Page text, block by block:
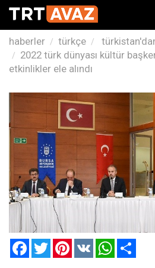
haberler türkçe
2022 türk dünyası kültür
etkinlikler ele alındı
FacebookTwitterPinterest
VK WhatsApp